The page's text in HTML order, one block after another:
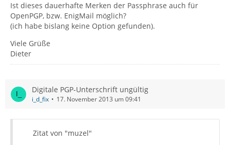
Ist dieses dauerhafte Merken der Passphrase auch für
OpenPGP, bzw. EnigMail möglich?
(ich habe bislang keine Option gefunden).
Viele Grüße
Dieter
Digitale PGP-Unterschrift ungültig
i_d_fix 17. November 2013 um 09:41
Zitat von "muzel"